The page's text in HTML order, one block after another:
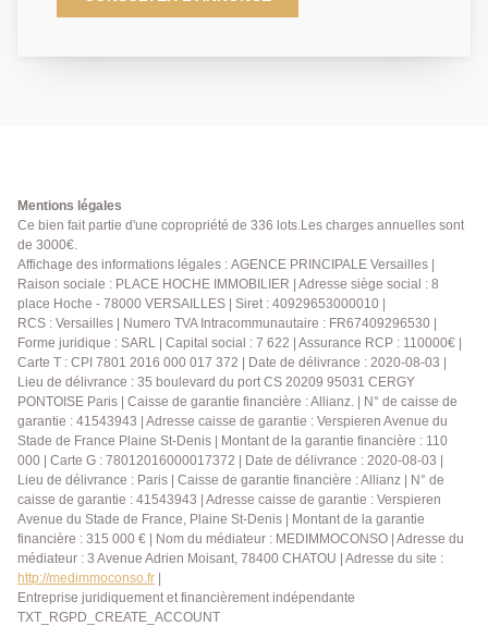
transports (5 minutes à pied de la gare des Chantiers)
chambres, salle de bains. A cela s'ajoutent une cave
saine et deux places de parking en enfilade en sous-
sol. Normes PMR. Un bien rare à la vente, à visiter
rapidement.
Mentions légales
Ce bien fait partie d'une copropriété de 336 lots.Les charges annuelles sont
de 3000€.
Affichage des informations légales : AGENCE PRINCIPALE Versailles |
Raison sociale : PLACE HOCHE IMMOBILIER | Adresse siège social : 8
place Hoche - 78000 VERSAILLES | Siret : 40929653000010 |
RCS : Versailles | Numero TVA Intracommunautaire : FR67409296530 |
Forme juridique : SARL | Capital social : 7 622 | Assurance RCP : 110000€ |
Carte T : CPI 7801 2016 000 017 372 | Date de délivrance : 2020-08-03 |
Lieu de délivrance : 35 boulevard du port CS 20209 95031 CERGY
PONTOISE Paris | Caisse de garantie financière : Allianz. | N° de caisse de
garantie : 41543943 | Adresse caisse de garantie : Verspieren Avenue du
Stade de France Plaine St-Denis | Montant de la garantie financière : 110
000 | Carte G : 78012016000017372 | Date de délivrance : 2020-08-03 |
Lieu de délivrance : Paris | Caisse de garantie financière : Allianz | N° de
caisse de garantie : 41543943 | Adresse caisse de garantie : Verspieren
Avenue du Stade de France, Plaine St-Denis | Montant de la garantie
financière : 315 000 € | Nom du médiateur : MEDIMMOCONSO | Adresse du
médiateur : 3 Avenue Adrien Moisant, 78400 CHATOU | Adresse du site :
http://medimmoconso.fr
Entreprise juridiquement et financièrement indépendante
TXT_RGPD_CREATE_ACCOUNT